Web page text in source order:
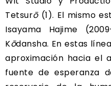
Tetsurō(1). El mismo
Isayama Hajime
Kōdansha. En estas
aproximación hacia el
fuente de esperanza